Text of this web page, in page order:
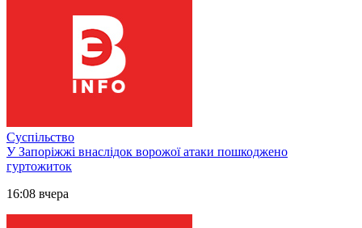
Суспільство
У Запоріжжі внаслідок ворожої атаки пошкоджено
гуртожиток
16:08 вчера